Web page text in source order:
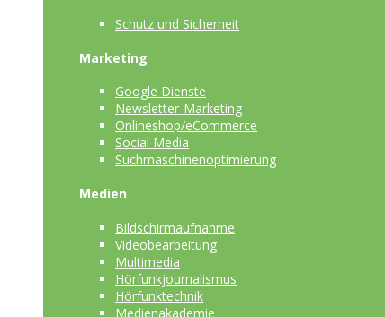
Schutz und Sicherheit
Marketing
Google Dienste
Newsletter-Marketing
Onlineshop/eCommerce
Social Media
Suchmaschinenoptimierung
Medien
Bildschirmaufnahme
Videobearbeitung
Multimedia
Hörfunkjournalismus
Hörfunktechnik
Medienakademie